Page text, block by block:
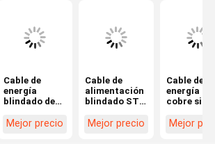
Cable de
energía
blindado de
de 18/30KV
Mejor precio
Cable de
alimentación
blindado STA
de cobre
Mejor precio
Cable de
energía de
cobre sin
metálico,
Mejor